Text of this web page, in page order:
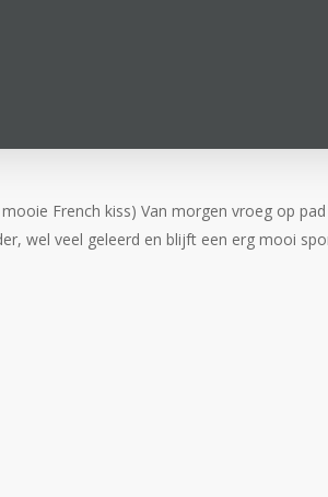
French kiss) Van morgen vroeg op
wel veel geleerd en blijft een erg mooi